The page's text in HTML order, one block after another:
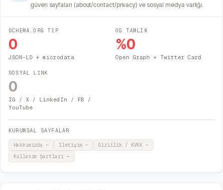
güven sayfaları (about/contact/privacy) ve sosyal medya varlığı.
SCHEMA.ORG TİP
0
JSON-LD + microdata
OG TAMLIK
%0
Open Graph + Twitter Card
SOSYAL LİNK
0
IG / X / LinkedIn / FB /
YouTube
KURUMSAL SAYFALAR
Hakkımızda — İletişim — Gizlilik / KVKK —
Kullanım Şartları —